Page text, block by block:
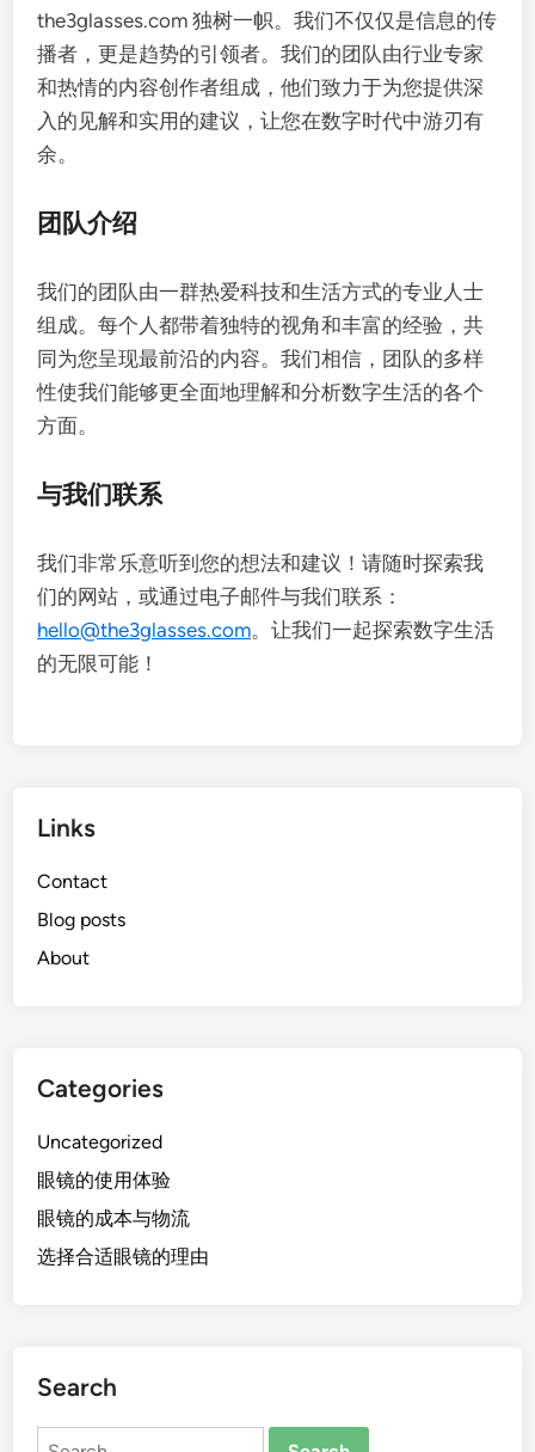
the3glasses.com 独树一帜。我们不仅仅是信息的传
播者，更是趋势的引领者。我们的团队由行业专家
和热情的内容创作者组成，他们致力于为您提供深
入的见解和实用的建议，让您在数字时代中游刃有
余。
团队介绍
我们的团队由一群热爱科技和生活方式的专业人士
组成。每个人都带着独特的视角和丰富的经验，共
同为您呈现最前沿的内容。我们相信，团队的多样
性使我们能够更全面地理解和分析数字生活的各个
方面。
与我们联系
我们非常乐意听到您的想法和建议！请随时探索我
们的网站，或通过电子邮件与我们联系：
hello@the3glasses.com。让我们一起探索数字生活
的无限可能！
Links
Contact
Blog posts
About
Categories
Uncategorized
眼镜的使用体验
眼镜的成本与物流
选择合适眼镜的理由
Search
Search